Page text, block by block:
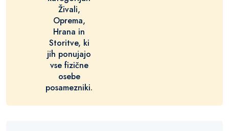
Živali,
Oprema,
Hrana in
Storitve, ki
jih ponujajo
vse fizične
osebe
posamezniki.